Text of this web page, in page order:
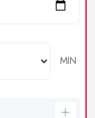
MIN